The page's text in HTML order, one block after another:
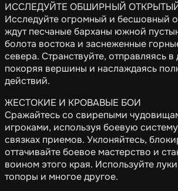
ИССЛЕДУЙТЕ ОБШИРНЫЙ
Исследуйте огромный и бесшовный
ждут песчаные барханы южной
болота востока и заснеженные
севера. Странствуйте, отправляясь в
покоряя вершины и наслаждаясь
действий.
ЖЕСТОКИЕ И КРОВАВЫЕ БОИ
Сражайтесь со свирепыми
игроками, используя боевую
связках приемов. Уклоняйтесь,
оттачивайте боевое мастерство и
воином этого края. Используйте
топоры и многое другое.